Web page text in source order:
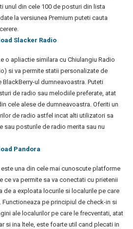
unul din cele 100 de posturi din lista
la versiunea Premium puteti cauta
Slacker Radio
o apliactie similara cu Chiulangiu Radio
si va permite statii personalizate de
BlackBerry-ul dumneavoastra. Puteti
de radio sau melodiile preferate, atat
cele alese de dumneavoastra. Oferiti un
de radio astfel incat alti utilizatori sa
sau posturile de radio merita sau nu
Pandora
este una din cele mai cunoscute platforme
ce va permite sa va conectati cu prietenii
de a exploata locurile si localurile pe care
Functioneaza pe principiul de check-in si
ale localurilor pe care le frecventati, atat
si ina ltele, este foarte util cand plecati in